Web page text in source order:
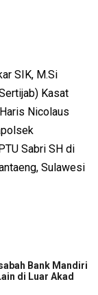
SIK, M.Si
Kasat
Nicolaus
Sabri SH di
Sulawesi
Bank Mandiri
di Luar Akad